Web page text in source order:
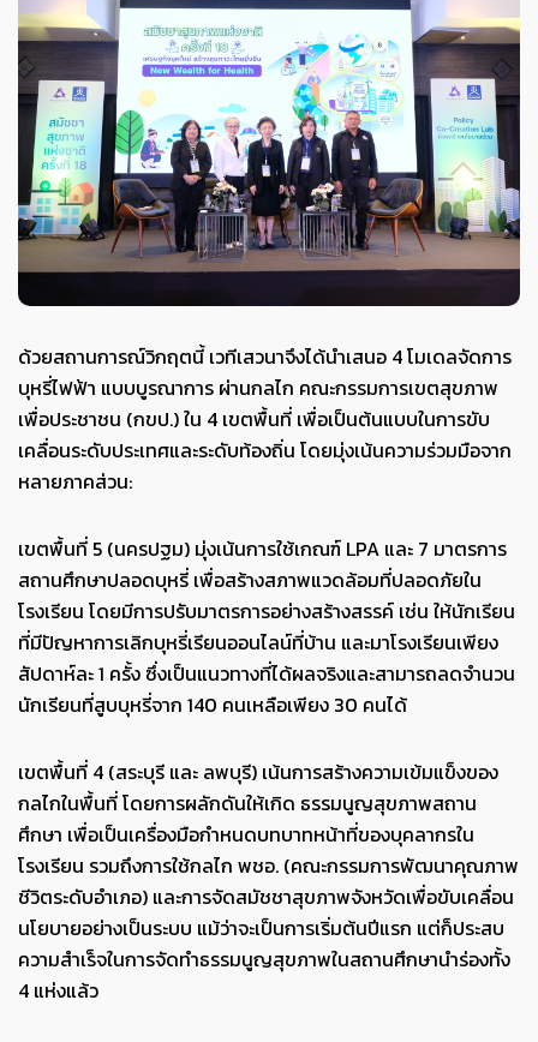
ด้วยสถานการณ์วิกฤตนี้ เวทีเสวนาจึงได้นำเสนอ 4 โมเดลจัดการ
บุหรี่ไฟฟ้า แบบบูรณาการ ผ่านกลไก คณะกรรมการเขตสุขภาพ
เพื่อประชาชน (กขป.) ใน 4 เขตพื้นที่ เพื่อเป็นต้นแบบในการขับ
เคลื่อนระดับประเทศและระดับท้องถิ่น โดยมุ่งเน้นความร่วมมือจาก
หลายภาคส่วน:
เขตพื้นที่ 5 (นครปฐม) มุ่งเน้นการใช้เกณฑ์ LPA และ 7 มาตรการ
สถานศึกษาปลอดบุหรี่ เพื่อสร้างสภาพแวดล้อมที่ปลอดภัยใน
โรงเรียน โดยมีการปรับมาตรการอย่างสร้างสรรค์ เช่น ให้นักเรียน
ที่มีปัญหาการเลิกบุหรี่เรียนออนไลน์ที่บ้าน และมาโรงเรียนเพียง
สัปดาห์ละ 1 ครั้ง ซึ่งเป็นแนวทางที่ได้ผลจริงและสามารถลดจำนวน
นักเรียนที่สูบบุหรี่จาก 140 คนเหลือเพียง 30 คนได้
เขตพื้นที่ 4 (สระบุรี และ ลพบุรี) เน้นการสร้างความเข้มแข็งของ
กลไกในพื้นที่ โดยการผลักดันให้เกิด ธรรมนูญสุขภาพสถาน
ศึกษา เพื่อเป็นเครื่องมือกำหนดบทบาทหน้าที่ของบุคลากรใน
โรงเรียน รวมถึงการใช้กลไก พชอ. (คณะกรรมการพัฒนาคุณภาพ
ชีวิตระดับอำเภอ) และการจัดสมัชชาสุขภาพจังหวัดเพื่อขับเคลื่อน
นโยบายอย่างเป็นระบบ แม้ว่าจะเป็นการเริ่มต้นปีแรก แต่ก็ประสบ
ความสำเร็จในการจัดทำธรรมนูญสุขภาพในสถานศึกษานำร่องทั้ง
4 แห่งแล้ว